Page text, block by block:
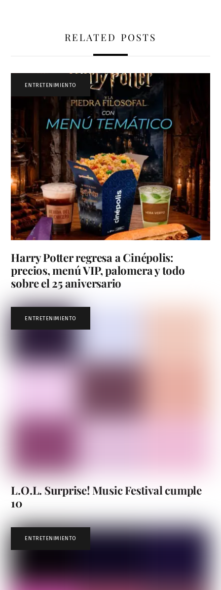
RELATED POSTS
ENTRETENIMIENTO
Harry Potter regresa a Cinépolis:
precios, menú VIP, palomera y todo
sobre el 25 aniversario
ENTRETENIMIENTO
L.O.L. Surprise! Music Festival cumple
10
ENTRETENIMIENTO